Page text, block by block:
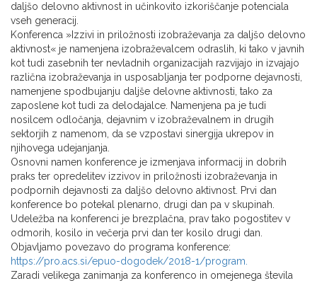
daljšo delovno aktivnost in učinkovito izkoriščanje potenciala
vseh generacij.
Konferenca »Izzivi in priložnosti izobraževanja za daljšo delovno
aktivnost« je namenjena izobraževalcem odraslih, ki tako v javnih
kot tudi zasebnih ter nevladnih organizacijah razvijajo in izvajajo
različna izobraževanja in usposabljanja ter podporne dejavnosti,
namenjene spodbujanju daljše delovne aktivnosti, tako za
zaposlene kot tudi za delodajalce. Namenjena pa je tudi
nosilcem odločanja, dejavnim v izobraževalnem in drugih
sektorjih z namenom, da se vzpostavi sinergija ukrepov in
njihovega udejanjanja.
Osnovni namen konference je izmenjava informacij in dobrih
praks ter opredelitev izzivov in priložnosti izobraževanja in
podpornih dejavnosti za daljšo delovno aktivnost. Prvi dan
konference bo potekal plenarno, drugi dan pa v skupinah.
Udeležba na konferenci je brezplačna, prav tako pogostitev v
odmorih, kosilo in večerja prvi dan ter kosilo drugi dan.
Objavljamo povezavo do programa konference:
https://pro.acs.si/epuo-dogodek/2018-1/program.
Zaradi velikega zanimanja za konferenco in omejenega števila